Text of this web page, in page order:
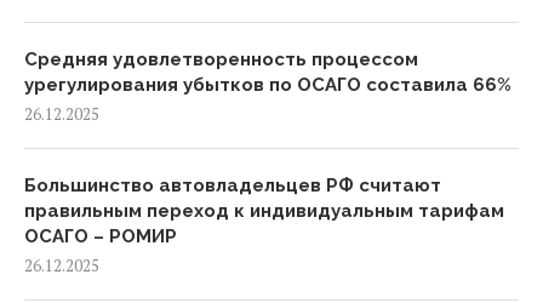
Средняя удовлетворенность процессом
урегулирования убытков по ОСАГО составила 66%
26.12.2025
Большинство автовладельцев РФ считают
правильным переход к индивидуальным тарифам
ОСАГО – РОМИР
26.12.2025